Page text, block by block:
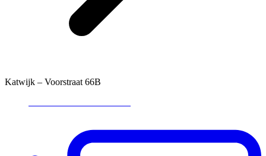
Katwijk – Voorstraat 66B